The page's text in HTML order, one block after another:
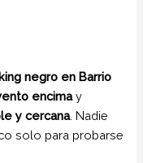
negro en Barrio
encimay
y cercana. Nadie
solo para probarse